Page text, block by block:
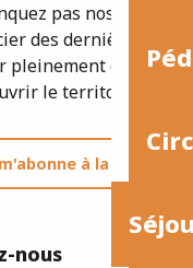
pas nos
des dernières
pleinement de votre
le territoire.
à la newsletter
nous